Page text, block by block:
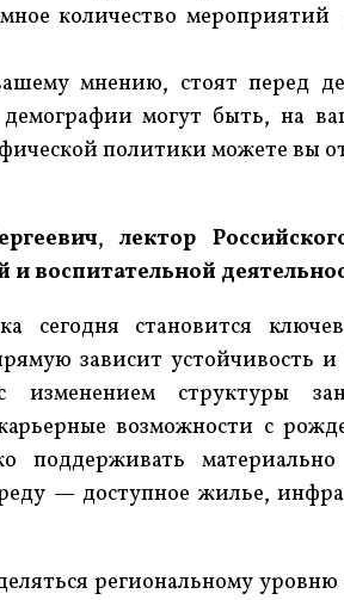
количество
мнению, стоят перед
могут быть, на
политики можете вы
,лектор
и воспитательной
сегодня становится
зависит устойчивость
изменением структуры
возможности с
поддерживать
— доступное жилье,
региональному